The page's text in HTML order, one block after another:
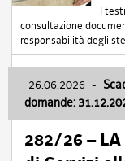
I
consultazione
responsabilità degli
26.06.2026 -
domande:
282/26 –